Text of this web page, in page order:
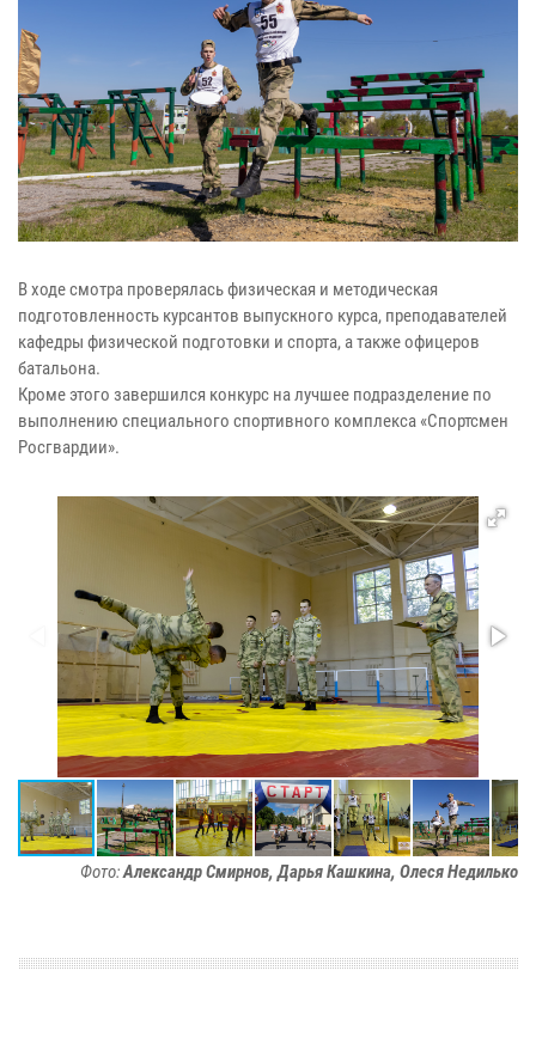
В ходе смотра проверялась физическая и методическая
подготовленность курсантов выпускного курса, преподавателей
кафедры физической подготовки и спорта, а также офицеров
батальона.
Кроме этого завершился конкурс на лучшее подразделение по
выполнению специального спортивного комплекса «Спортсмен
Росгвардии».
Фото:Александр Смирнов, Дарья Кашкина, Олеся Недилько